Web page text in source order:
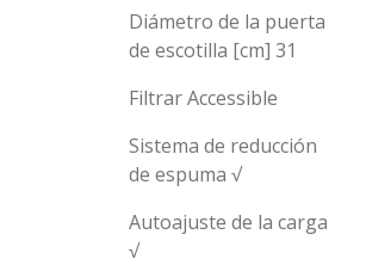
Diámetro de la puerta
de escotilla [cm] 31
Filtrar Accessible
Sistema de reducción
de espuma √
Autoajuste de la carga
√